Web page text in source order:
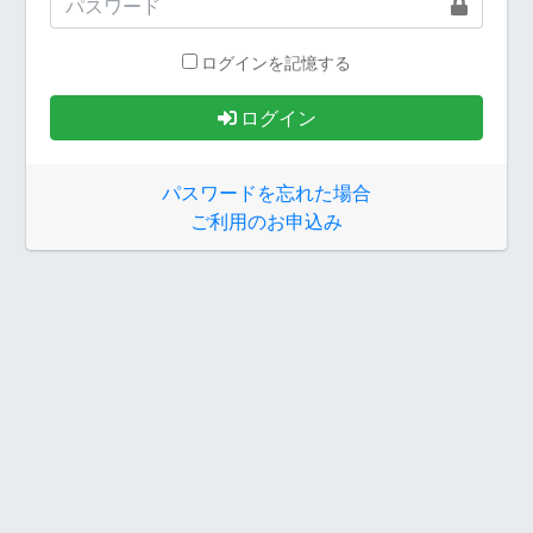
ログインを記憶する
ログイン
パスワードを忘れた場合
ご利用のお申込み